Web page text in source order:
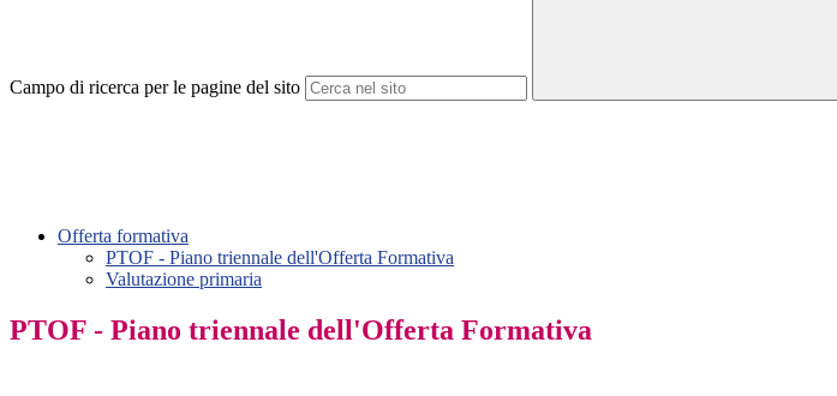
Campo di ricerca per le pagine del sito
Offerta formativa
PTOF - Piano triennale dell'Offerta Formativa
Valutazione primaria
PTOF - Piano triennale dell'Offerta Formativa